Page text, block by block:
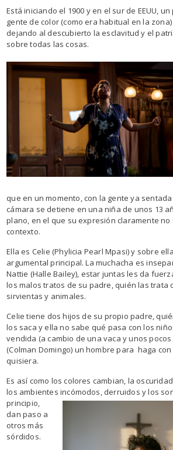
Está iniciando el 1900 y en el sur de EEUU,
gente de color (como era habitual en la
dejando al descubierto la esclavitud y el
sobre todas las cosas.
que en un momento, con la gente ya
cámara se detiene en una niña de unos 13
plano, en el que su expresión claramente no
contexto.
Ella es Celie (Phylicia Pearl Mpasi) y sobre
argumental principal. La muchacha es
Nattie (Halle Bailey), estar juntas les da
los malos tratos de su padre, quién las trata
sirvientas y animales.
Celie tiene dos hijos de su propio padre,
los saca y ella no sabe qué pasa con los
vendida (a cambio de una vaca y unos pocos
(Colman Domingo) un hombre para haga
quisiera.
Es así como los colores cambian, la
los ambientes incómodos,derruidos y los
principio,
dan paso a
otros más
sórdidos.